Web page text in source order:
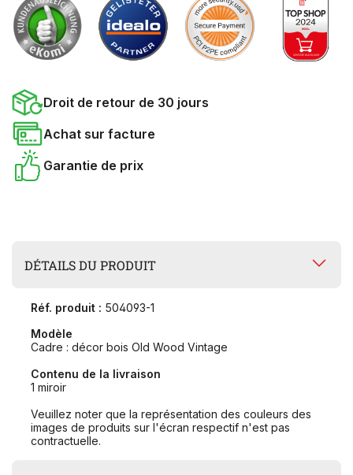
Droit de retour de 30 jours
Achat sur facture
Garantie de prix
DÉTAILS DU PRODUIT
Réf. produit : 504093-1
Modèle
Cadre : décor bois Old Wood Vintage
Contenu de la livraison
1 miroir
Veuillez noter que la représentation des couleurs des
images de produits sur l'écran respectif n'est pas
contractuelle.